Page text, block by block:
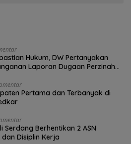
Hukum, DW Pertanyakan
Laporan Dugaan Perzinahan
Pertama dan Terbanyak di
Serdang Berhentikan 2 ASN
Disiplin Kerja